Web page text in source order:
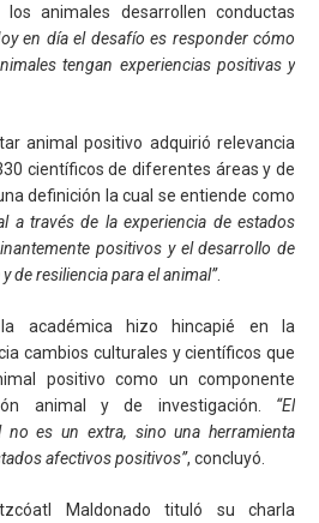
animales desarrollen conductas
en día el desafío es responder cómo
tengan experiencias positivas y
animal positivo adquirió relevancia
científicos de diferentes áreas y de
definición la cual se entiende como
a través de la experiencia de estados
positivos y el desarrollo de
de resiliencia para el animal”.
académica hizo hincapié en la
cambios culturales y científicos que
positivo como un componente
animal y de investigación. “El
no es un extra, sino una herramienta
afectivos positivos”, concluyó.
Maldonado tituló su charla